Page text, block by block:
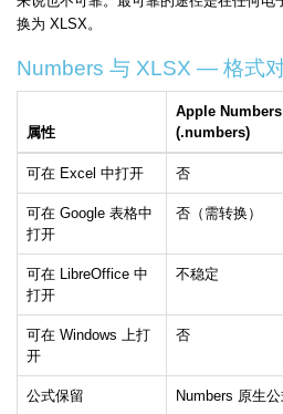
换为 XLSX。
Numbers 与 XLSX — 格式
属性
Apple Numbers
(.numbers)
可在 Excel 中打开 否
可在 Google 表格中
打开
否（需转换）
可在 LibreOffice 中
打开
不稳定
可在 Windows 上打
开
否
公式保留 Numbers 原生